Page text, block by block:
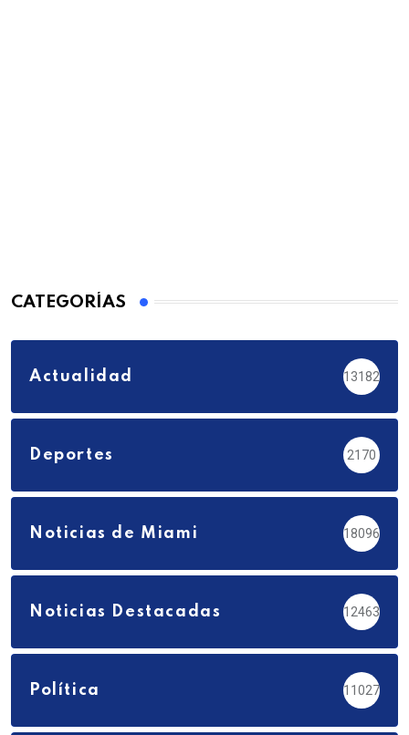
CATEGORÍAS
Actualidad 13182
Deportes 2170
Noticias de Miami 18096
Noticias Destacadas 12463
Política 11027